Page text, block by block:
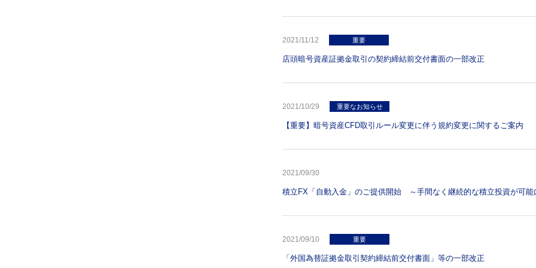
2021/11/12 重要
店頭暗号資産証拠金取引の契約締結前交付書面の一部改正
2021/10/29 重要なお知らせ
【重要】暗号資産CFD取引ルール変更に伴う規約変更に関するご案内
2021/09/30
積立FX「自動入金」のご提供開始 ～手間なく継続的な積立投資が可能
2021/09/10 重要
「外国為替証拠金取引契約締結前交付書面」等の一部改正